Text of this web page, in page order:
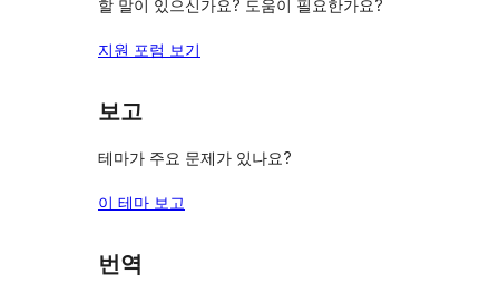
할 말이 있으신가요? 도움이 필요한가요?
지원 포럼 보기
보고
테마가 주요 문제가 있나요?
이 테마 보고
번역